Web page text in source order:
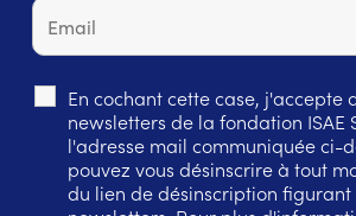
En cochant cette case, j'accepte
newsletters de la fondation ISAE
l'adresse mail communiquée ci-
pouvez vous désinscrire à tout
du lien de désinscription figurant